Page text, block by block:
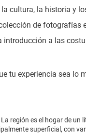
cultura, la historia y
de fotografías
introducción a las
tu experiencia sea lo
región es el hogar de un
superficial, con